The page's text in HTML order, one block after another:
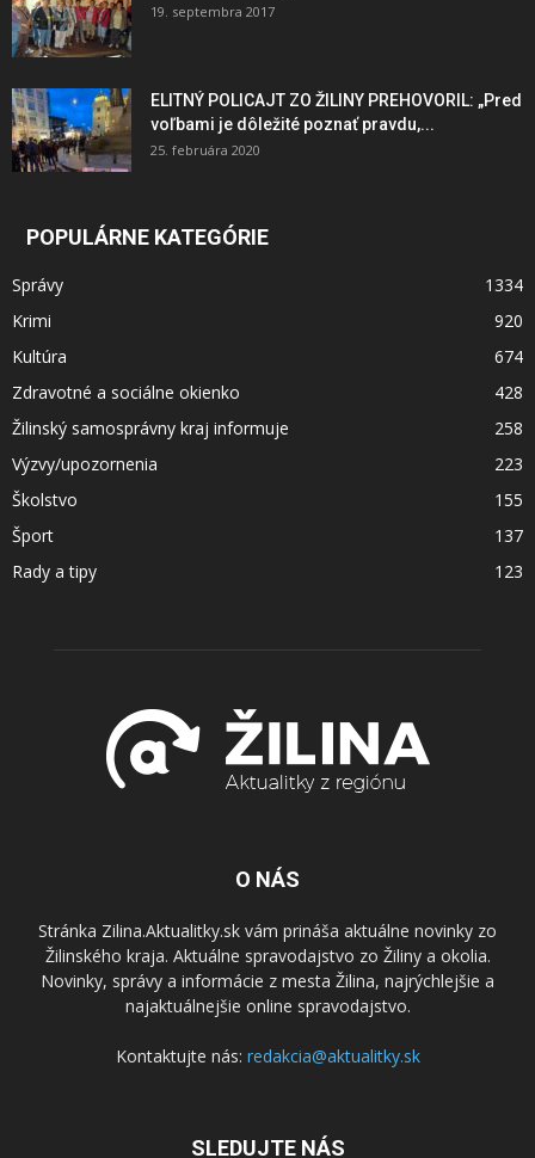
19. septembra 2017
ELITNÝ POLICAJT ZO ŽILINY PREHOVORIL: „Pred
voľbami je dôležité poznať pravdu,...
25. februára 2020
POPULÁRNE KATEGÓRIE
Správy
1334
Krimi
920
Kultúra
674
Zdravotné a sociálne okienko
428
Žilinský samosprávny kraj informuje
258
Výzvy/upozornenia
223
Školstvo
155
Šport
137
Rady a tipy
123
O NÁS
Stránka Zilina.Aktualitky.sk vám prináša aktuálne novinky zo
Žilinského kraja. Aktuálne spravodajstvo zo Žiliny a okolia.
Novinky, správy a informácie z mesta Žilina, najrýchlejšie a
najaktuálnejšie online spravodajstvo.
Kontaktujte nás: redakcia@aktualitky.sk
SLEDUJTE NÁS